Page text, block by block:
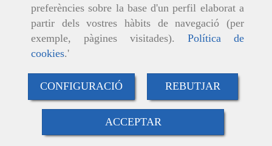
preferències sobre la base d'un perfil elaborat a
partir dels vostres hàbits de navegació (per
exemple, pàgines visitades). Política de
cookies.'
CONFIGURACIÓ REBUTJAR
ACCEPTAR